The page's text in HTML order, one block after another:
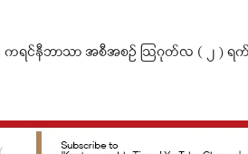
ကရင်နီဘာသာ အစီအစဉ် ဩဂုတ်လ ( ၂ ) ရက်၊